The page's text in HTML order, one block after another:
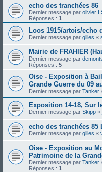
echo des tranchées 86
Dernier message par olivier
Réponses : 1
Loos 1915/artois/echo
Dernier message par gilles «
Mairie de FRAHIER
Dernier message par
Réponses : 5
Oise - Exposition à
Grande Guerre du 09
Dernier message par Tanker
Exposition 14-18, Sur
Dernier message par Skipp «
echo des tranchées 85
Dernier message par gilles «
Oise - Exposition au
Patrimoine de la
Dernier message par Tanker
Réponses : 1